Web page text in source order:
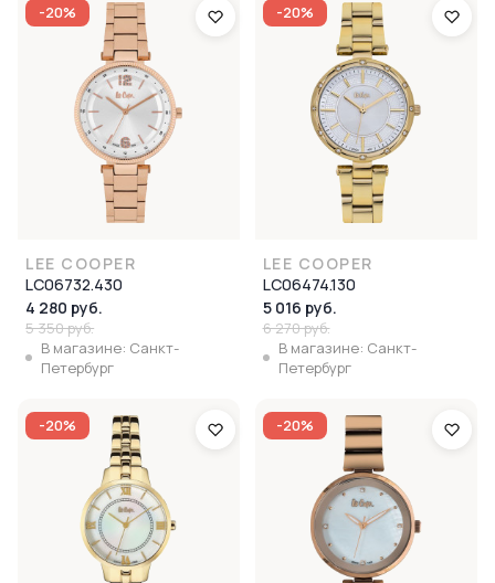
-20%
LEE COOPER
LC06732.430
4 280 руб.
5 350 руб.
В магазине: Санкт-
Петербург
-20%
LEE COOPER
LC06474.130
5 016 руб.
6 270 руб.
В магазине: Санкт-
Петербург
-20% -20%